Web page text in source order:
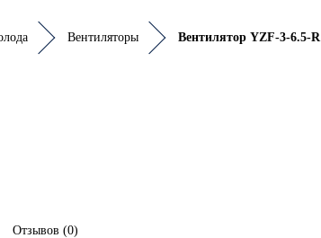
Вентиляторы Вентилятор YZF-3-6.5-R
Отзывов (0)